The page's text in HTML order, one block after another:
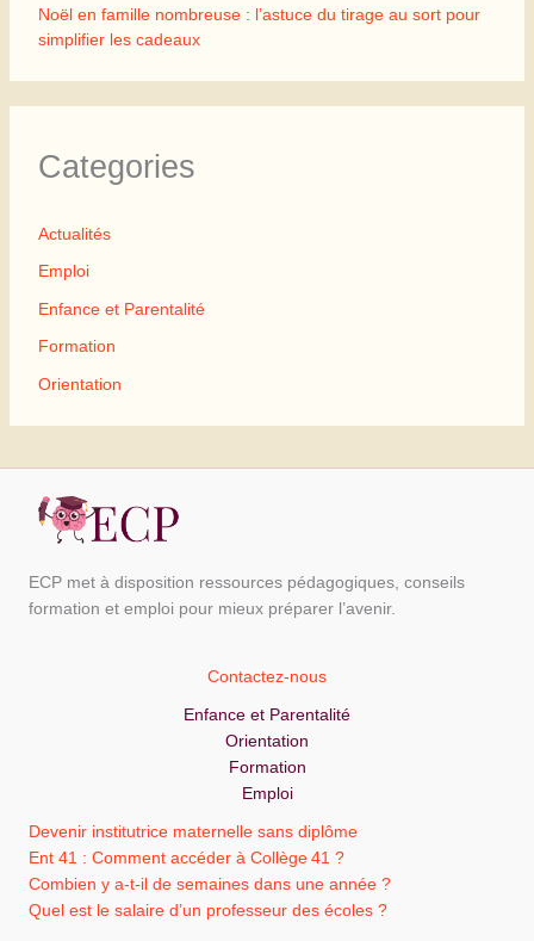
Noël en famille nombreuse : l’astuce du tirage au sort pour
simplifier les cadeaux
Categories
Actualités
Emploi
Enfance et Parentalité
Formation
Orientation
ECP met à disposition ressources pédagogiques, conseils
formation et emploi pour mieux préparer l’avenir.
Contactez-nous
Enfance et Parentalité
Orientation
Formation
Emploi
Devenir institutrice maternelle sans diplôme
Ent 41 : Comment accéder à Collège 41 ?
Combien y a-t-il de semaines dans une année ?
Quel est le salaire d’un professeur des écoles ?